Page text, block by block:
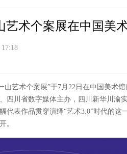
术个案展在中国美
艺术个案展”于7月22日在中国美术
四川省数字媒体主办，四川新华川渝
代表作品贯穿演绎“艺术3.0”时代的
。